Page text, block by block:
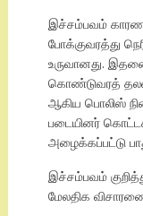
இச்சம்பவம்
போக்குவரத்து
உருவானது.
கொண்டுவரத்
ஆகிய பொலிஸ்
படையினர்
அழைக்கப்பட்டு
இச்சம்பவம்
மேலதிக